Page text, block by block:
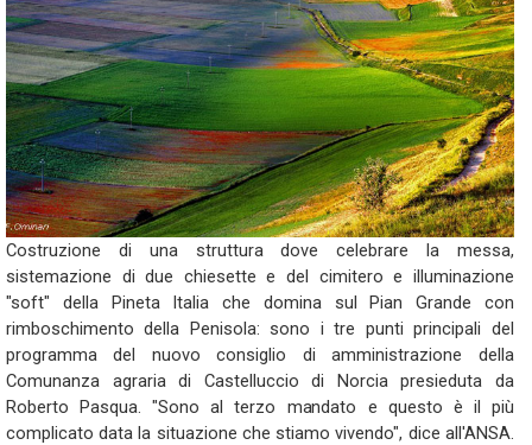
Costruzione di una struttura dove celebrare la messa,
sistemazione di due chiesette e del cimitero e illuminazione
"soft" della Pineta Italia che domina sul Pian Grande con
rimboschimento della Penisola: sono i tre punti principali del
programma del nuovo consiglio di amministrazione della
Comunanza agraria di Castelluccio di Norcia presieduta da
Roberto Pasqua. "Sono al terzo mandato e questo è il più
complicato data la situazione che stiamo vivendo", dice all'ANSA.